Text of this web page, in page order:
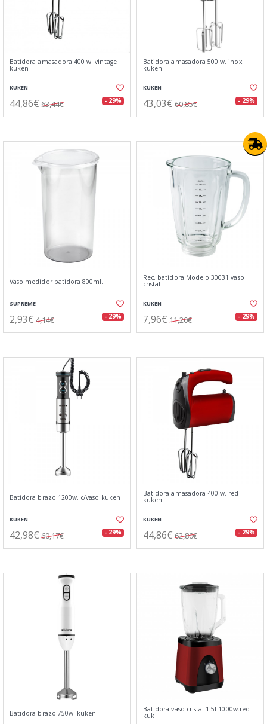
Batidora amasadora 400 w. vintage
kuken
KUKEN
44,86€ 63,44€ - 29%
Batidora amasadora 500 w. inox.
kuken
KUKEN
43,03€ 60,85€ - 29%
Vaso medidor batidora 800ml.
SUPREME
2,93€ 4,14€ - 29%
Rec. batidora Modelo 30031 vaso
cristal
KUKEN
7,96€ 11,20€ - 29%
Batidora brazo 1200w. c/vaso kuken
KUKEN
42,98€ 60,17€ - 29%
Batidora amasadora 400 w. red
kuken
KUKEN
44,86€ 62,80€ - 29%
Batidora brazo 750w. kuken Batidora vaso cristal 1.5l 1000w.red
kuk